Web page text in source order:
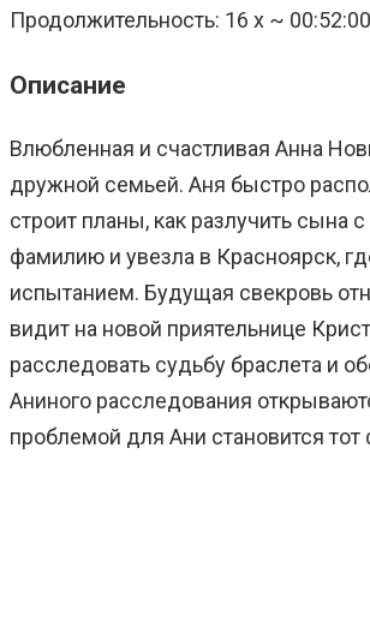
Продолжительность: 16 x ~ 00:52:00
Описание
Влюбленная и счастливая Анна
дружной семьей. Аня быстро
строит планы, как разлучить сына
фамилию и увезла в Красноярск,
испытанием. Будущая свекровь
видит на новой приятельнице
расследовать судьбу браслета и
Аниного расследования
проблемой для Ани становится